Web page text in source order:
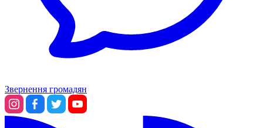
Звернення громадян